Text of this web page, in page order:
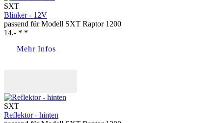
SXT
Blinker - 12V
passend für Modell SXT Raptor 1200
14,- * *
Mehr Infos
SXT
Reflektor - hinten